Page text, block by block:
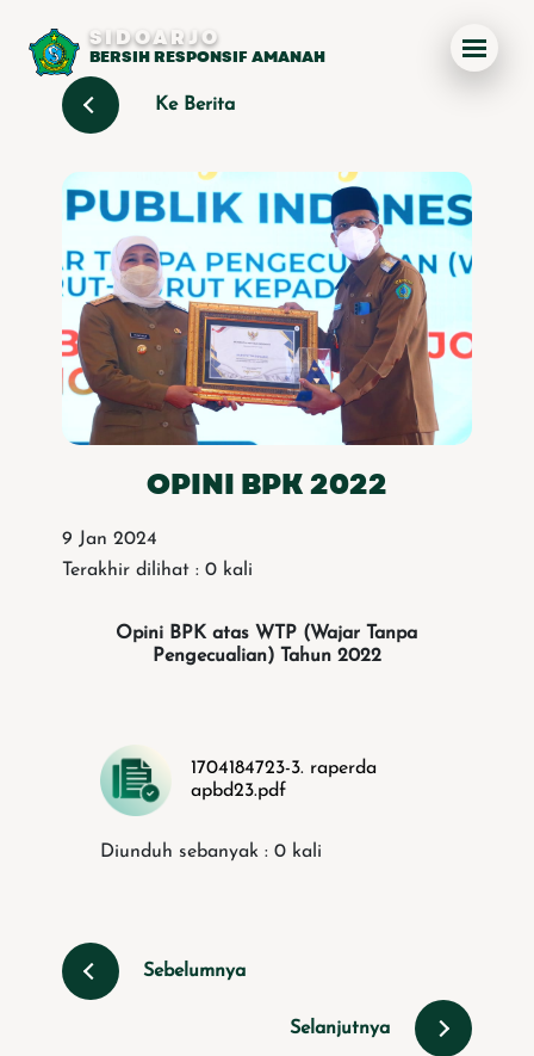
SIDOARJO
BERSIH RESPONSIF AMANAH
Ke Berita
OPINI BPK 2022
9 Jan 2024
Terakhir dilihat : 0 kali
Opini BPK atas WTP (Wajar Tanpa
Pengecualian) Tahun 2022
1704184723-3. raperda
apbd23.pdf
Diunduh sebanyak : 0 kali
Sebelumnya
Selanjutnya